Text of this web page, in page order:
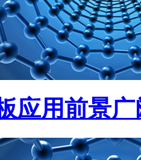
应用前景